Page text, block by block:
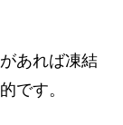
あれば凍結
です。